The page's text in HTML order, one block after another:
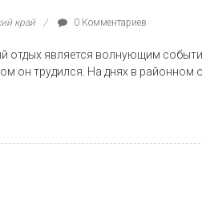
край 0 Комментариев
отдых является волнующим
он трудился. На днях в районном